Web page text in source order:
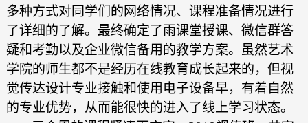
多种方式对同学们的网络情况、课程准备情况进行
了详细的了解。最终确定了雨课堂授课、微信群答
疑和考勤以及企业微信备用的教学方案。虽然艺术
学院的师生都不是经历在线教育成长起来的，但视
觉传达设计专业接触和使用电子设备早，有着自然
的专业优势，从而能很快的进入了线上学习状态。